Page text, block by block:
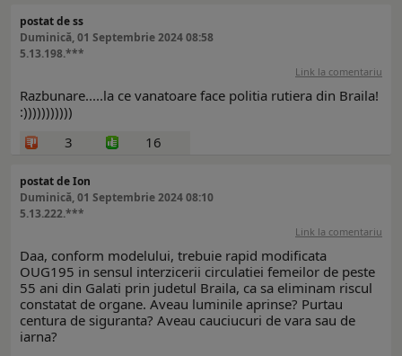
postat de ss
Duminică, 01 Septembrie 2024 08:58
5.13.198.***
Link la comentariu
Razbunare.....la ce vanatoare face politia rutiera din Braila!
:)))))))))))
3
16
postat de Ion
Duminică, 01 Septembrie 2024 08:10
5.13.222.***
Link la comentariu
Daa, conform modelului, trebuie rapid modificata
OUG195 in sensul interzicerii circulatiei femeilor de peste
55 ani din Galati prin judetul Braila, ca sa eliminam riscul
constatat de organe. Aveau luminile aprinse? Purtau
centura de siguranta? Aveau cauciucuri de vara sau de
iarna?